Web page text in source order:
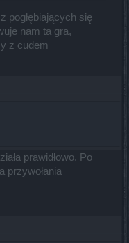
pogłębiających się
nam ta gra,
z cudem
prawidłowo. Po
przywołania